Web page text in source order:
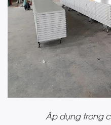
Áp dụng trong